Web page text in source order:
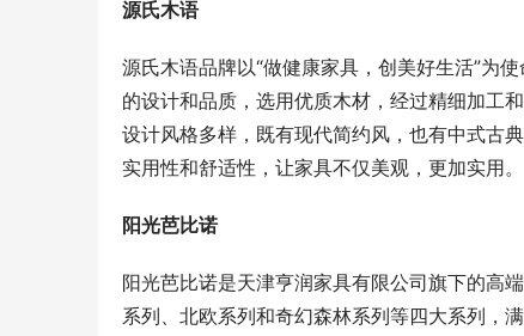
源氏木语
源氏木语品牌以“做健康家具，创美好生活”为
的设计和品质，选用优质木材，经过精细加工
设计风格多样，既有现代简约风，也有中式古
实用性和舒适性，让家具不仅美观，更加实用。
阳光芭比诺
阳光芭比诺是天津亨润家具有限公司旗下的高
系列、北欧系列和奇幻森林系列等四大系列，